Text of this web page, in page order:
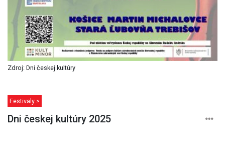
Zdroj: Dni českej kultúry
Festivaly >
Dni českej kultúry 2025